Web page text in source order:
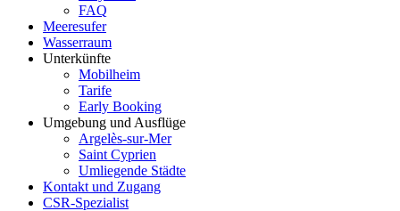
FAQ
Meeresufer
Wasserraum
Unterkünfte
Mobilheim
Tarife
Early Booking
Umgebung und Ausflüge
Argelès-sur-Mer
Saint Cyprien
Umliegende Städte
Kontakt und Zugang
CSR-Spezialist